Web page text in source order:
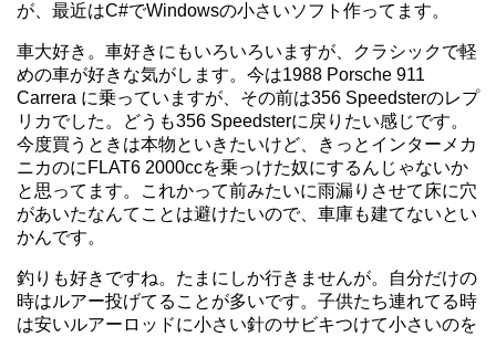
が、最近はC#でWindowsの小さいソフト作ってます。
車大好き。車好きにもいろいろいますが、クラシックで軽
めの車が好きな気がします。今は1988 Porsche 911
Carrera に乗っていますが、その前は356 Speedsterのレプ
リカでした。どうも356 Speedsterに戻りたい感じです。
今度買うときは本物といきたいけど、きっとインターメカ
ニカのにFLAT6 2000ccを乗っけた奴にするんじゃないか
と思ってます。これかって前みたいに雨漏りさせて床に穴
があいたなんてことは避けたいので、車庫も建てないとい
かんです。
釣りも好きですね。たまにしか行きませんが。自分だけの
時はルアー投げてることが多いです。子供たち連れてる時
は安いルアーロッドに小さい針のサビキつけて小さいのを